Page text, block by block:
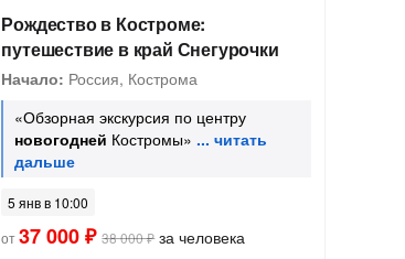
Рождество в Костроме:
путешествие в край Снегурочки
Начало: Россия, Кострома
«Обзорная экскурсия по центру
новогодней Костромы»
5 янв в 10:00
от37 000 ₽ 38 000 ₽за человека